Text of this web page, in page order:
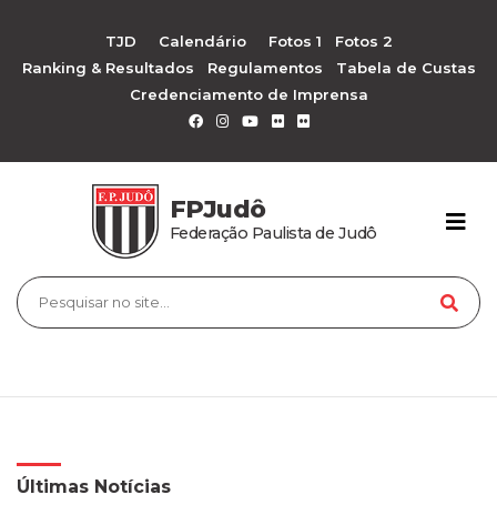
TJD Calendário Fotos 1
Fotos 2
Ranking & Resultados
Regulamentos
Tabela de Custas
Credenciamento de Imprensa
FPJudô
Federação Paulista de Judô
Últimas Notícias